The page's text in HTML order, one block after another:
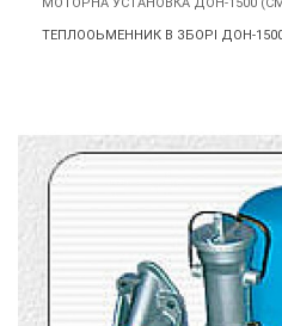
МОТОРНА УСТАНОВКА ДОН-1500
ТЕПЛООЬМЕННИК В ЗБОРІ ДОН-